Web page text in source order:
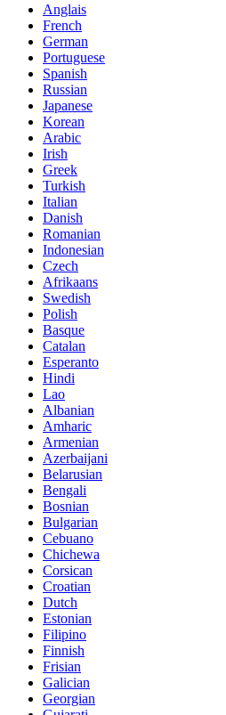
Anglais
French
German
Portuguese
Spanish
Russian
Japanese
Korean
Arabic
Irish
Greek
Turkish
Italian
Danish
Romanian
Indonesian
Czech
Afrikaans
Swedish
Polish
Basque
Catalan
Esperanto
Hindi
Lao
Albanian
Amharic
Armenian
Azerbaijani
Belarusian
Bengali
Bosnian
Bulgarian
Cebuano
Chichewa
Corsican
Croatian
Dutch
Estonian
Filipino
Finnish
Frisian
Galician
Georgian